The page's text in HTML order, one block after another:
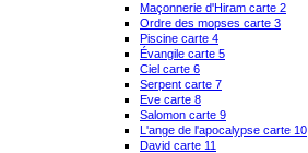
Maçonnerie d'Hiram carte 2
Ordre des mopses carte 3
Piscine carte 4
Évangile carte 5
Ciel carte 6
Serpent carte 7
Eve carte 8
Salomon carte 9
L'ange de l'apocalypse carte 10
David carte 11